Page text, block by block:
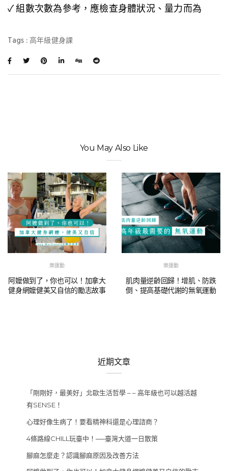
✓ 組數次數為參考，應檢查身體狀況、量力而為
Tags :高年級健身課
You May Also Like
樂運動
阿嬤做到了，你也可以！加拿大
健身網嬤健美又自信的勵志故事
樂運動
肌肉量逆齡回歸！增肌、防跌
倒、提高基礎代謝的無氧運動
近期文章
「剛剛好，最美好」北歐生活哲學 – – 高年級也可以越活越
有SENSE！
心理好像生病了！要看精神科還是心理諮商？
4條路線CHILL玩臺中！──臺灣大道一日散策
腳麻怎麼走？認識腳麻原因及改善方法